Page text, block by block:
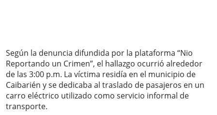
Según la denuncia difundida por la plataforma “Nio
Reportando un Crimen”, el hallazgo ocurrió alrededor
de las 3:00 p.m. La víctima residía en el municipio de
Caibarién y se dedicaba al traslado de pasajeros en un
carro eléctrico utilizado como servicio informal de
transporte.